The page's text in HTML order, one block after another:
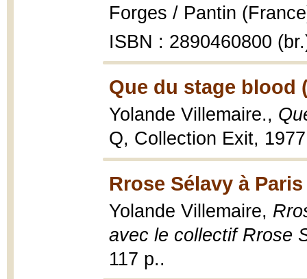
Forges / Pantin
ISBN : 2890460800
Que du stage blood
Yolande Villemaire.,
Q, Collection Exit,
Rrose Sélavy à
Yolande Villemaire,
avec le collectif Rrose
117 p..